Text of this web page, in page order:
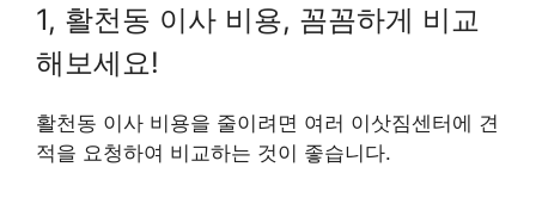
1, 활천동 이사 비용, 꼼꼼하게 비교
해보세요!
활천동 이사 비용을 줄이려면 여러 이삿짐센터에 견
적을 요청하여 비교하는 것이 좋습니다.